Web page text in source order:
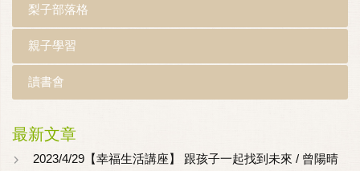
梨子部落格
親子學習
讀書會
最新文章
2023/4/29【幸福生活講座】 跟孩子一起找到未來 / 曾陽晴